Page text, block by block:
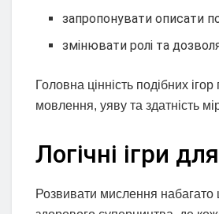
запропонувати описати
змінювати ролі та
Головна цінність подібних
мовлення, уяву та здатність
Логічні ігри
Розвивати мислення набагато